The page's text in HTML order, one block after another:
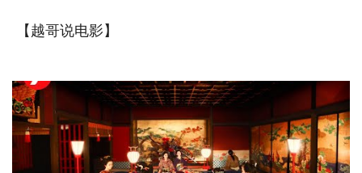
【越哥说电影】